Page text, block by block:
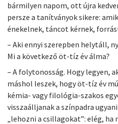
bármilyen napom, ott újra
persze a tanítványok sikere:
énekelnek, táncot kérnek,
– Aki ennyi szerepben helytáll,
Mi a következő öt-tíz év álma?
– A folytonosság. Hogy legyen,
máshol leszek, hogy öt-tíz év
kémia- vagy filológia-szakos
visszaálljanak a színpadra
„lehozni a csillagokat”: elég, ha